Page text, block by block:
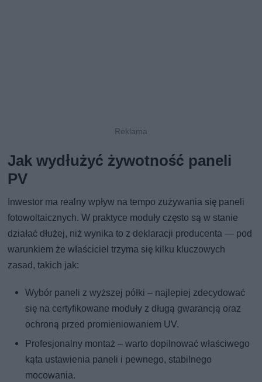
Jak wydłużyć żywotność paneli
PV
Inwestor ma realny wpływ na tempo zużywania się paneli
fotowoltaicznych. W praktyce moduły często są w stanie
działać dłużej, niż wynika to z deklaracji producenta — pod
warunkiem że właściciel trzyma się kilku kluczowych
zasad, takich jak:
Wybór paneli z wyższej półki – najlepiej zdecydować
się na certyfikowane moduły z długą gwarancją oraz
ochroną przed promieniowaniem UV.
Profesjonalny montaż – warto dopilnować właściwego
kąta ustawienia paneli i pewnego, stabilnego
mocowania.